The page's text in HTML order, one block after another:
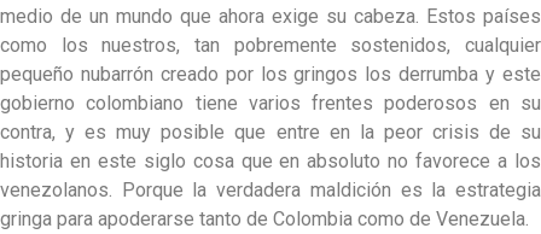
medio de un mundo que ahora exige su cabeza. Estos países
como los nuestros, tan pobremente sostenidos, cualquier
pequeño nubarrón creado por los gringos los derrumba y este
gobierno colombiano tiene varios frentes poderosos en su
contra, y es muy posible que entre en la peor crisis de su
historia en este siglo cosa que en absoluto no favorece a los
venezolanos. Porque la verdadera maldición es la estrategia
gringa para apoderarse tanto de Colombia como de Venezuela.